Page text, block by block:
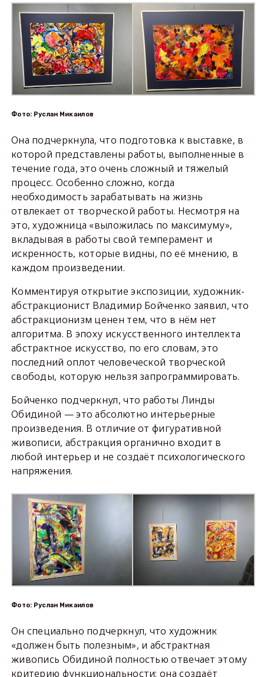
Фото: Руслан Микаилов
Она подчеркнула, что подготовка к выставке, в
которой представлены работы, выполненные в
течение года, это очень сложный и тяжелый
процесс. Особенно сложно, когда
необходимость зарабатывать на жизнь
отвлекает от творческой работы. Несмотря на
это, художница «выложилась по максимуму»,
вкладывая в работы свой темперамент и
искренность, которые видны, по её мнению, в
каждом произведении.
Комментируя открытие экспозиции, художник-
абстракционист Владимир Бойченко заявил, что
абстракционизм ценен тем, что в нём нет
алгоритма. В эпоху искусственного интеллекта
абстрактное искусство, по его словам, это
последний оплот человеческой творческой
свободы, которую нельзя запрограммировать.
Бойченко подчеркнул, что работы Линды
Обидиной — это абсолютно интерьерные
произведения. В отличие от фигуративной
живописи, абстракция органично входит в
любой интерьер и не создаёт психологического
напряжения.
Фото: Руслан Микаилов
Он специально подчеркнул, что художник
«должен быть полезным», и абстрактная
живопись Обидиной полностью отвечает этому
критерию функциональности: она создаёт